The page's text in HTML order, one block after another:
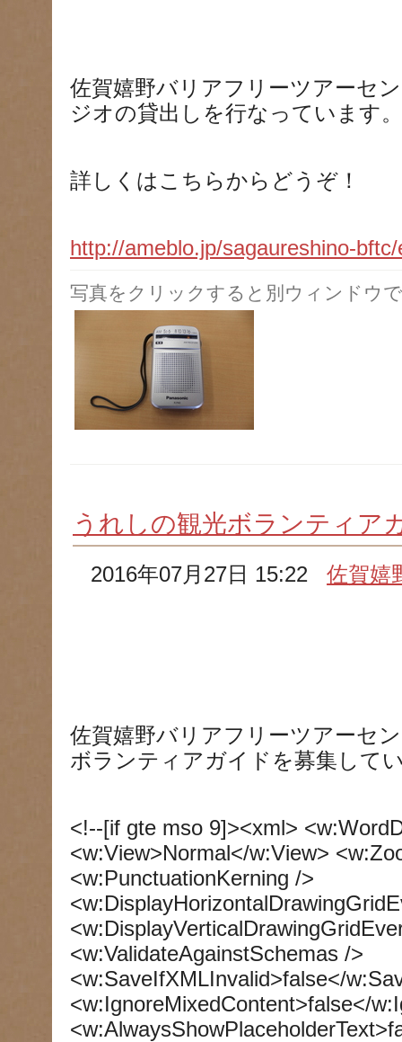
佐賀嬉野バリアフリーツアーセ
ジオの貸出しを行なっています。
詳しくはこちらからどうぞ！
http://ameblo.jp/sagaureshino-
写真をクリックすると別ウィンドウ
うれしの観光ボランティア
2016年07月27日 15:22佐賀嬉
佐賀嬉野バリアフリーツアーセ
ボランティアガイドを募集して
<!--[if gte mso 9]><xml>
<w:View>Normal</w:View>
<w:PunctuationKerning />
<w:ValidateAgainstSchemas />
<w:SaveIfXMLInvalid>false</
<w:IgnoreMixedContent>false</